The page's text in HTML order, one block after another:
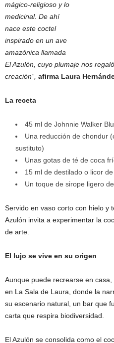
mágico-religioso y lo
medicinal. De ahí
nace este coctel
inspirado en un ave
amazónica llamada
El Azulón, cuyo plumaje nos
creación”, afirma Laura
La receta
45 ml de Johnnie Walker
Una reducción de chondur
sustituto)
Unas gotas de té de coca
15 ml de destilado o licor
Un toque de sirope ligero
Servido en vaso corto con hielo y
Azulón invita a experimentar la
de arte.
El lujo se vive en su origen
Aunque puede recrearse en
en La Sala de Laura, donde la
su escenario natural, un bar que
carta que respira biodiversidad.
El Azulón se consolida como el